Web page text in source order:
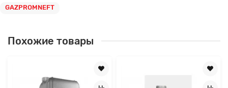
GAZPROMNEFT
Похожие товары